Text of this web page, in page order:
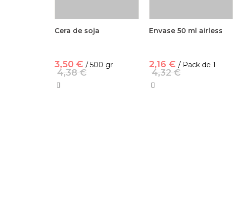
Cera de soja
3,50 € / 500 gr
4,38 €
Envase 50 ml airless
2,16 € / Pack de 1
4,32 €